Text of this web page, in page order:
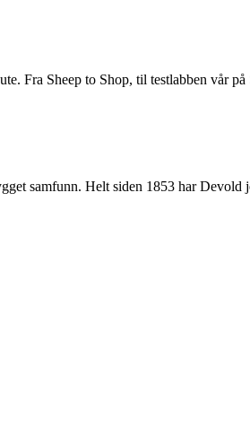
Sheep to Shop, til testlabben vår på
samfunn. Helt siden 1853 har